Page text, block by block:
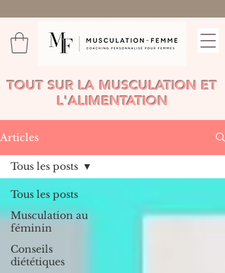
TOUT SUR LA MUSCULATION ET
L'ALIMENTATION
Articles
Tous les posts
Musculation au
féminin
Conseils
diététiques
Tous les posts